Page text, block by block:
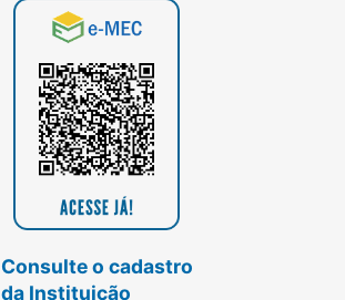
Consulte o cadastro
da Instituição